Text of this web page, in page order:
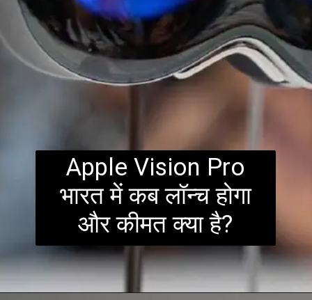
Apple Vision Pro
भारत में कब लॉन्च होगा
और कीमत क्या है?